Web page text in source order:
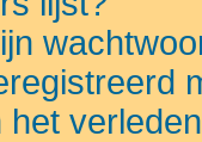
het